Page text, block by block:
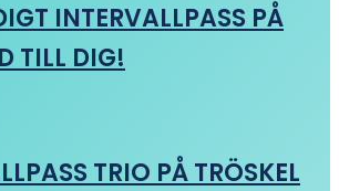
INTERVALLPASS PÅ
TILL DIG!
TRIO PÅ TRÖSKEL